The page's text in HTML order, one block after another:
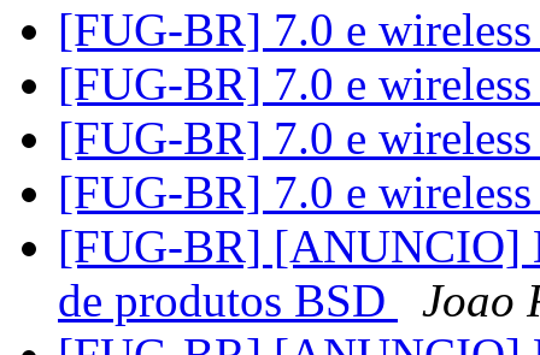
[FUG-BR] 7.0 e
[FUG-BR] 7.0 e
[FUG-BR] 7.0 e
[FUG-BR] 7.0 e
[FUG-BR] [ANUNCIO]
de produtos BSD
Joao